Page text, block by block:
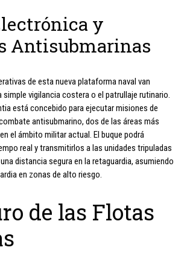
y
Antisubmarinas
de esta nueva plataforma naval van
simple vigilancia costera o el patrullaje rutinario.
está concebido para ejecutar misiones de
antisubmarino, dos de las áreas más
el ámbito militar actual. El buque podrá
real y transmitirlos a las unidades tripuladas
distancia segura en la retaguardia, asumiendo
en zonas de alto riesgo.
de las Flotas